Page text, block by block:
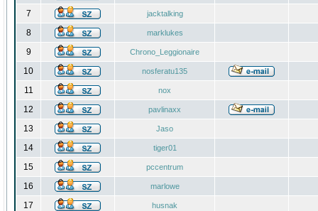
7 jacktalking
8 marklukes
9 Chrono_Leggionaire
10 nosferatu135
11 nox
12 pavlinaxx
13 Jaso
14 tiger01
15 pccentrum
16 marlowe
17 husnak